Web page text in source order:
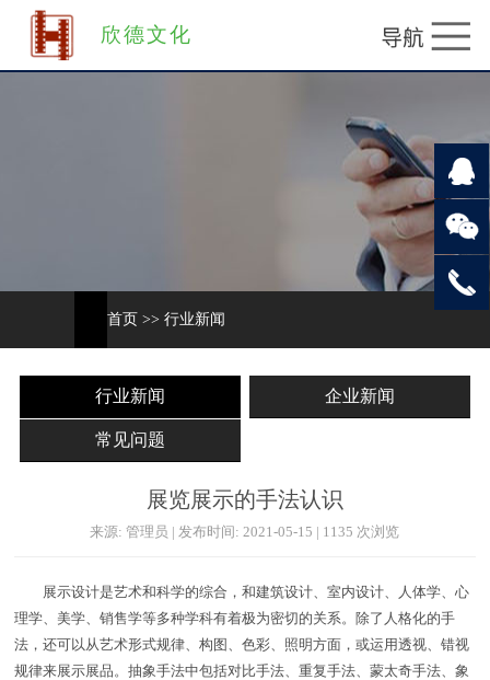
欣德文化
首页 >> 行业新闻
行业新闻 企业新闻
常见问题
展览展示的手法认识
来源: 管理员 | 发布时间: 2021-05-15 | 1135 次浏览
展示设计是艺术和科学的综合，和建筑设计、室内设计、人体学、心
理学、美学、销售学等多种学科有着极为密切的关系。除了人格化的手
法，还可以从艺术形式规律、构图、色彩、照明方面，或运用透视、错视
规律来展示展品。抽象手法中包括对比手法、重复手法、蒙太奇手法、象